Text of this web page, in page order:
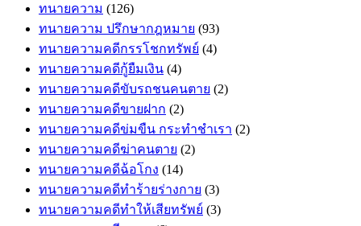
ทนายความ (126)
ทนายความ ปรึกษากฎหมาย (93)
ทนายความคดีกรรโชกทรัพย์ (4)
ทนายความคดีกู้ยืมเงิน (4)
ทนายความคดีขับรถชนคนตาย (2)
ทนายความคดีขายฝาก (2)
ทนายความคดีข่มขืน กระทำชำเรา (2)
ทนายความคดีฆ่าคนตาย (2)
ทนายความคดีฉ้อโกง (14)
ทนายความคดีทำร้ายร่างกาย (3)
ทนายความคดีทำให้เสียทรัพย์ (3)